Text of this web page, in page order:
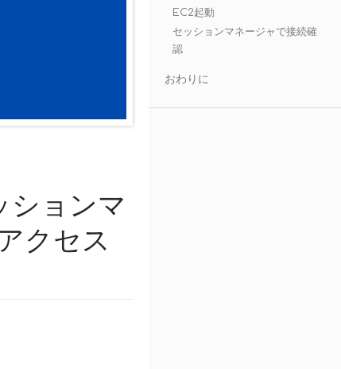
ションマ
クセス
EC2起動
セッションマネージャで接続確
認
おわりに